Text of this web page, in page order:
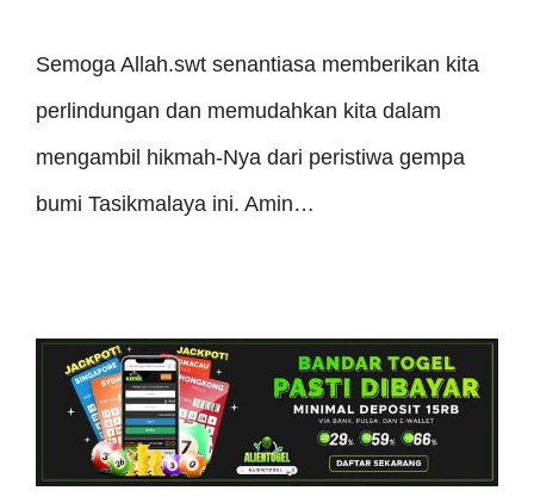
Semoga Allah.swt senantiasa memberikan kita
perlindungan dan memudahkan kita dalam
mengambil hikmah-Nya dari peristiwa gempa
bumi Tasikmalaya ini. Amin…